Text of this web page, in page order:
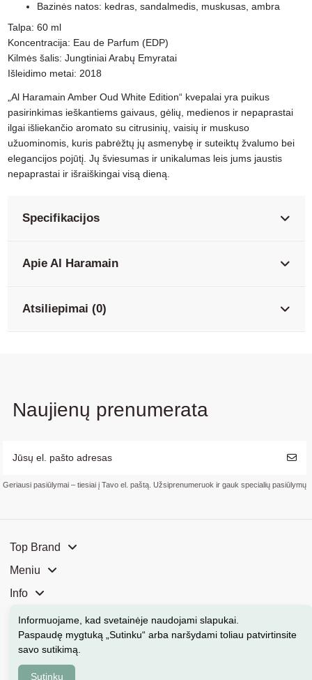
Bazinės natos: kedras, sandalmedis, muskusas, ambra
Talpa: 60 ml
Koncentracija: Eau de Parfum (EDP)
Kilmės šalis: Jungtiniai Arabų Emyratai
Išleidimo metai: 2018
„Al Haramain Amber Oud White Edition“ kvepalai yra puikus
pasirinkimas ieškantiems gaivaus, gėlių, medienos ir nepaprastai
ilgai išliekančio aromato su citrusinių, vaisių ir muskuso
užuominomis, kuris pabrėžtų jų asmenybę ir suteiktų žvalumo bei
elegancijos pojūtį. Jų šviesumas ir unikalumas leis jums jaustis
nepaprastai ir išraiškingai visą dieną.
Specifikacijos
Apie Al Haramain
Atsiliepimai (0)
Naujienų prenumerata
Geriausi pasiūlymai – tiesiai į Tavo el. paštą. Užsiprenumeruok ir gauk specialių pasiūlymų
Top Brand
Meniu
Info
Mūsų parduotuvės
Kontaktai
Informuojame, kad svetainėje naudojami slapukai
Paspaudę mygtuką „Sutinku“ arba naršydami toliau patvirtinsite
savo sutikimą.
Sutinku